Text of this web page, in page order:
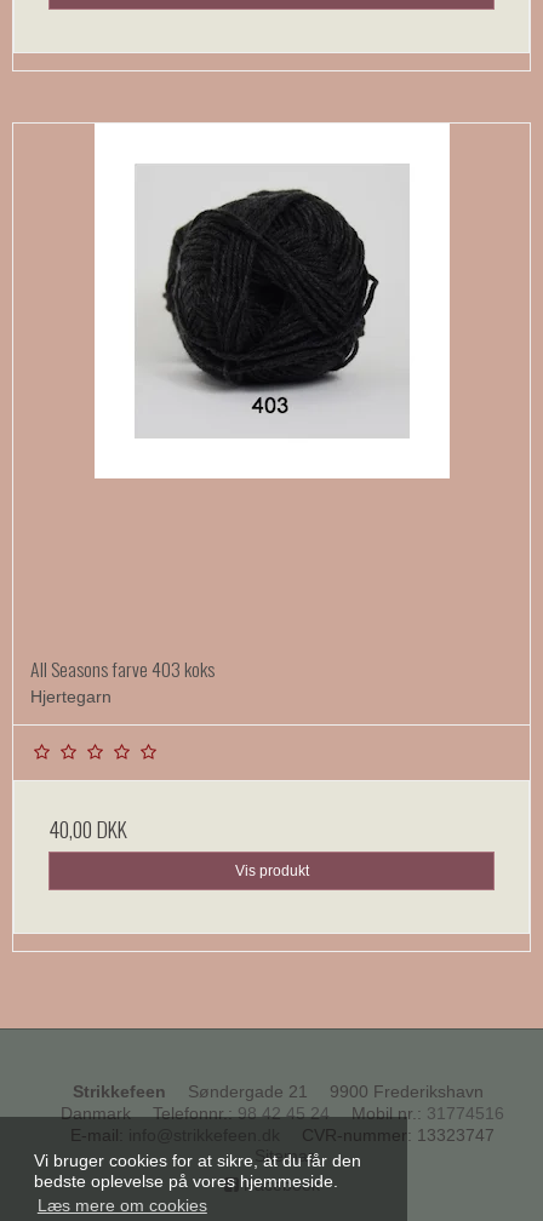
Vi bruger cookies for at sikre, at du får den
bedste oplevelse på vores hjemmeside.
Læs mere om cookies
All Seasons farve 403 koks
Hjertegarn
40,00 DKK
Vis produkt
Strikkefeen Søndergade 21
9900 Frederikshavn
Danmark
Telefonnr.: 98 42 45 24 Mobil nr. : 31774516
E-mail
CVR-nummer: 13323747
Sitemap
Facebook